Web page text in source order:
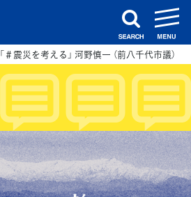
search
「＃震災を考える」 河野慎一 （前八千代市議）